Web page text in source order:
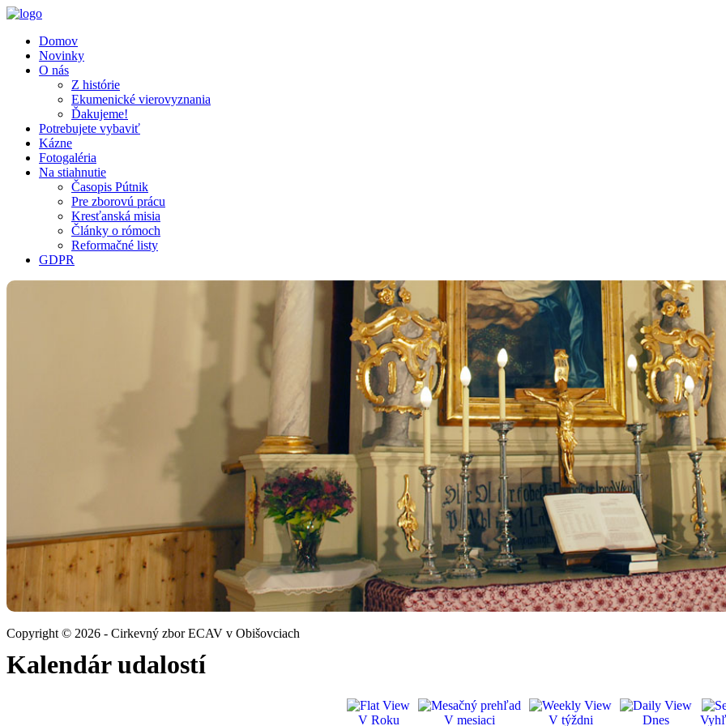
Domov
Novinky
O nás
Z histórie
Ekumenické vierovyznania
Ďakujeme!
Potrebujete vybaviť
Kázne
Fotogaléria
Na stiahnutie
Časopis Pútnik
Pre zborovú prácu
Kresťanská misia
Články o rómoch
Reformačné listy
GDPR
Copyright © 2026 - Cirkevný zbor ECAV v Obišovciach
Kalendár udalostí
V Roku V mesiaci V týždni Dnes